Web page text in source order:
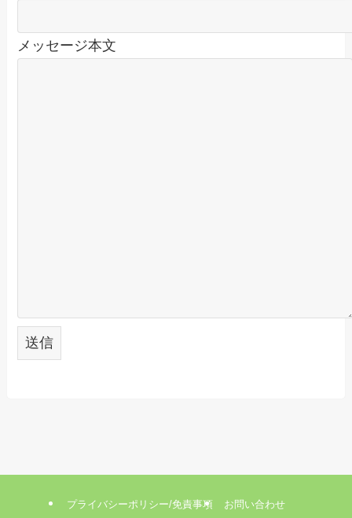
メッセージ本文
プライバシーポリシー/免責事項 お問い合わせ